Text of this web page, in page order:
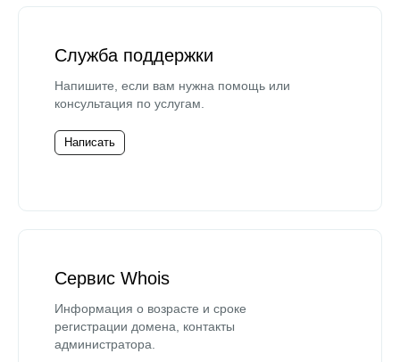
Служба поддержки
Напишите, если вам нужна помощь или
консультация по услугам.
Написать
Сервис Whois
Информация о возрасте и сроке
регистрации домена, контакты
администратора.